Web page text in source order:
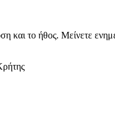
και το ήθος. Μείνετε